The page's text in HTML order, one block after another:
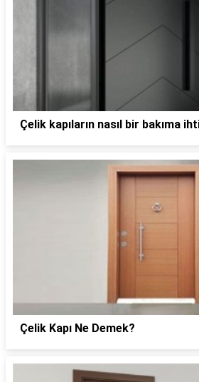
Çelik kapıların nasıl bir bakıma
Çelik Kapı Ne Demek?